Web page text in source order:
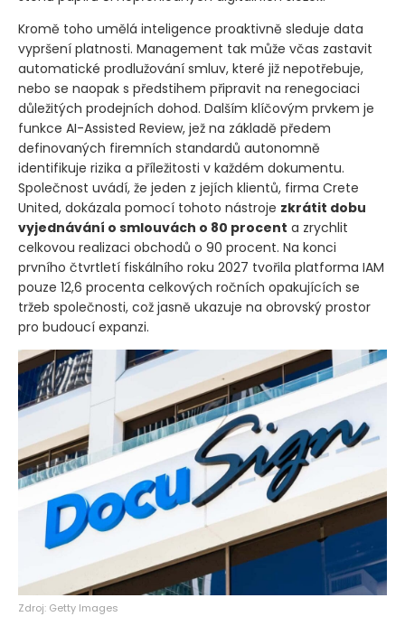
Kromě toho umělá inteligence proaktivně sleduje data
vypršení platnosti. Management tak může včas zastavit
automatické prodlužování smluv, které již nepotřebuje,
nebo se naopak s předstihem připravit na renegociaci
důležitých prodejních dohod. Dalším klíčovým prvkem je
funkce AI-Assisted Review, jež na základě předem
definovaných firemních standardů autonomně
identifikuje rizika a příležitosti v každém dokumentu.
Společnost uvádí, že jeden z jejích klientů, firma Crete
United, dokázala pomocí tohoto nástroje zkrátit dobu
vyjednávání o smlouvách o 80 procent a zrychlit
celkovou realizaci obchodů o 90 procent. Na konci
prvního čtvrtletí fiskálního roku 2027 tvořila platforma IAM
pouze 12,6 procenta celkových ročních opakujících se
tržeb společnosti, což jasně ukazuje na obrovský prostor
pro budoucí expanzi.
Zdroj: Getty Images